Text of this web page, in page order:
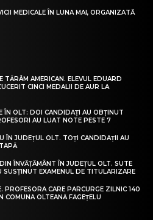
MEDICALE ÎN LUNA MAI, ORGANIZATĂ
TĂRÂM AMERICAN. ELEVUL EDUARD
CINCI MEDALII DE AUR LA
ÎN OLT: DOI CANDIDAȚI AU OBȚINUT
AU LUAT NOTE PESTE 7
ÎN JUDEȚUL OLT. TOȚI CANDIDAȚII AU
ÎNVĂȚĂMÂNT ÎN JUDEȚUL OLT. SUTE
SUSȚINUT EXAMENUL DE TITULARIZARE
PROFESORA CARE PARCURGE ZILNIC 140
COMUNA OLTEANĂ FĂGEȚELU